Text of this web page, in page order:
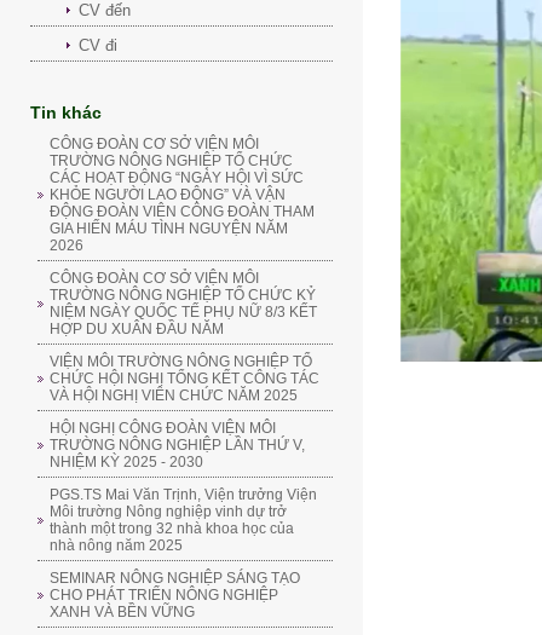
CV đến
CV đi
Tin khác
CÔNG ĐOÀN CƠ SỞ VIỆN MÔI
TRƯỜNG NÔNG NGHIỆP TỔ CHỨC
CÁC HOẠT ĐỘNG “NGÀY HỘI VÌ SỨC
KHỎE NGƯỜI LAO ĐỘNG” VÀ VẬN
ĐỘNG ĐOÀN VIÊN CÔNG ĐOÀN THAM
GIA HIẾN MÁU TÌNH NGUYỆN NĂM
2026
CÔNG ĐOÀN CƠ SỞ VIỆN MÔI
TRƯỜNG NÔNG NGHIỆP TỔ CHỨC KỶ
NIỆM NGÀY QUỐC TẾ PHỤ NỮ 8/3 KẾT
HỢP DU XUÂN ĐẦU NĂM
VIỆN MÔI TRƯỜNG NÔNG NGHIỆP TỔ
CHỨC HỘI NGHỊ TỔNG KẾT CÔNG TÁC
VÀ HỘI NGHỊ VIÊN CHỨC NĂM 2025
HỘI NGHỊ CÔNG ĐOÀN VIỆN MÔI
TRƯỜNG NÔNG NGHIỆP LẦN THỨ V,
NHIỆM KỲ 2025 - 2030
PGS.TS Mai Văn Trịnh, Viện trưởng Viện
Môi trường Nông nghiệp vinh dự trở
thành một trong 32 nhà khoa học của
nhà nông năm 2025
SEMINAR NÔNG NGHIỆP SÁNG TẠO
CHO PHÁT TRIỂN NÔNG NGHIỆP
XANH VÀ BỀN VỮNG